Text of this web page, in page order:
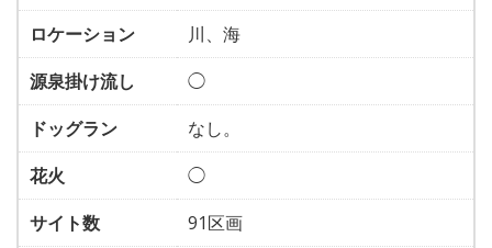
ロケーション
川、海
源泉掛け流し
◯
ドッグラン
なし。
花火
◯
サイト数
91区画